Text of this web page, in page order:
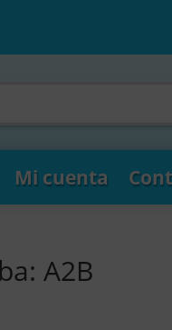
Mi cuenta
A2B